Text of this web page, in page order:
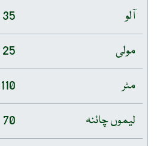
آلو
35
مولی
25
مٹر
110
لیموں چائنہ
70